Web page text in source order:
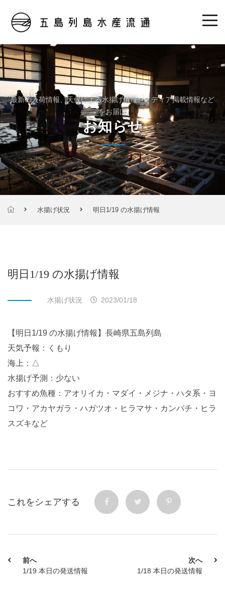
最新の入荷情報、天候による水揚げ情報、メディア掲載情報など
をお届け
お知らせ
水揚げ状況 明日1/19 の水揚げ情報
明日1/19 の水揚げ情報
水揚げ状況 2023/01/18
【明日1/19 の水揚げ情報】長崎県五島列島
天気予報：くもり
海上：△
水揚げ予測：少ない
おすすめ魚種：アオリイカ・マダイ・メジナ・ハタ系・ヨ
コワ・アカヤガラ・ハガツオ・ヒラマサ・カンパチ・ヒラ
スズキなど
これをシェアする
前へ
1/19 本日の発送情報
次へ
1/18 本日の発送情報